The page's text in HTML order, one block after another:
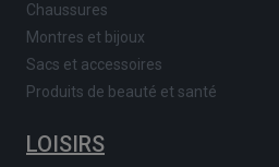
Chaussures
Montres et bijoux
Sacs et accessoires
Produits de beauté et santé
LOISIRS